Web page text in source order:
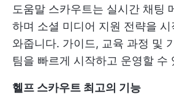
도움말 스카우트는 실시간 채팅
하며 소셜 미디어 지원 전략을 시
와줍니다. 가이드, 교육 과정 및
팀을 빠르게 시작하고 운영할 수
헬프 스카우트 최고의 기능